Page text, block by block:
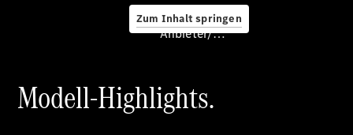
Zum Inhalt springen
Anbieter/Datenschutz
Modell-Highlights.